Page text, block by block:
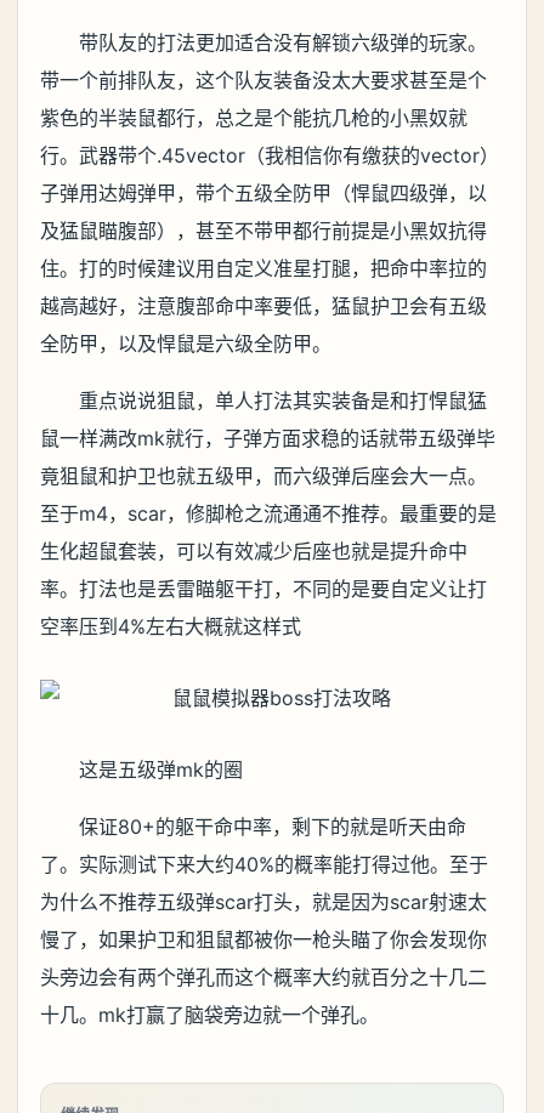
带队友的打法更加适合没有解锁六级弹的玩家。
带一个前排队友，这个队友装备没太大要求甚至是个
紫色的半装鼠都行，总之是个能抗几枪的小黑奴就
行。武器带个.45vector（我相信你有缴获的vector）
子弹用达姆弹甲，带个五级全防甲（悍鼠四级弹，以
及猛鼠瞄腹部），甚至不带甲都行前提是小黑奴抗得
住。打的时候建议用自定义准星打腿，把命中率拉的
越高越好，注意腹部命中率要低，猛鼠护卫会有五级
全防甲，以及悍鼠是六级全防甲。
重点说说狙鼠，单人打法其实装备是和打悍鼠猛
鼠一样满改mk就行，子弹方面求稳的话就带五级弹毕
竟狙鼠和护卫也就五级甲，而六级弹后座会大一点。
至于m4，scar，修脚枪之流通通不推荐。最重要的是
生化超鼠套装，可以有效减少后座也就是提升命中
率。打法也是丢雷瞄躯干打，不同的是要自定义让打
空率压到4%左右大概就这样式
这是五级弹mk的圈
保证80+的躯干命中率，剩下的就是听天由命
了。实际测试下来大约40%的概率能打得过他。至于
为什么不推荐五级弹scar打头，就是因为scar射速太
慢了，如果护卫和狙鼠都被你一枪头瞄了你会发现你
头旁边会有两个弹孔而这个概率大约就百分之十几二
十几。mk打赢了脑袋旁边就一个弹孔。